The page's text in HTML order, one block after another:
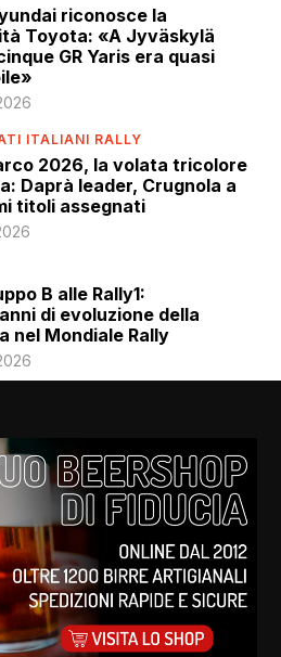
riconosce la
Toyota: «A Jyväskylä
GR Yaris era quasi
ITALIANI RALLY
2026, la volata tricolore
Daprà leader, Crugnola a
titoli assegnati
B alle Rally1:
di evoluzione della
nel Mondiale Rally